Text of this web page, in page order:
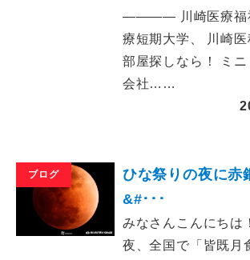
―――― 川崎医療福
療短期大学、 川崎
部屋探しなら！ ミ
会社……
ブログ
ひな祭りの夜に赤
&#･･･
みなさんこんにちは
夜、全国で「皆既月